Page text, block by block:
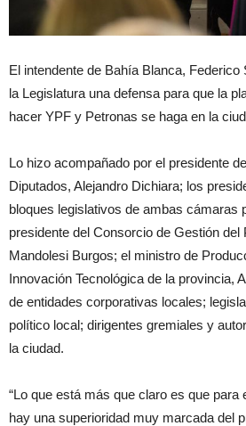
El intendente de Bahía Blanca,
la Legislatura una defensa para que la
hacer YPF y Petronas se haga en la
Lo hizo acompañado por el presidente
Diputados, Alejandro Dichiara; los
bloques legislativos de ambas cámaras
presidente del Consorcio de Gestión del
Mandolesi Burgos; el ministro de
Innovación Tecnológica de la provincia,
de entidades corporativas locales;
político local; dirigentes gremiales y
la ciudad.
“Lo que está más que claro es que para
hay una superioridad muy marcada del